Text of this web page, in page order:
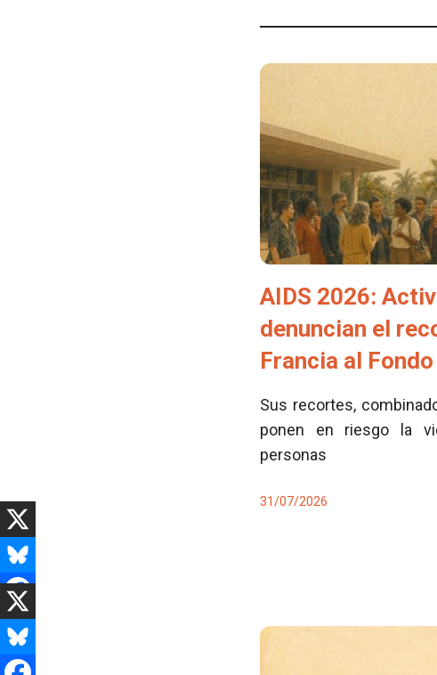
AIDS 2026:
denuncian el
Francia al
Sus recortes,
ponen en riesgo la
personas
31/07/2026